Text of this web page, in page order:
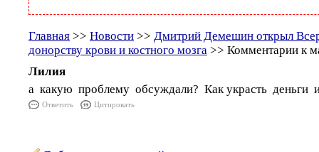
Главная >> Новости >> Дмитрий Демешин открыл
донорству крови и костного мозга >> Комментарии к
Лилия
а какую проблему обсуждали? Как украсть деньги
Ответить Цитировать